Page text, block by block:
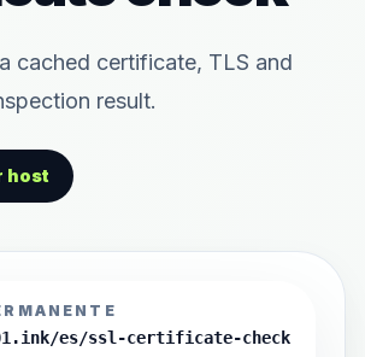
cached certificate, TLS and
result.
host
es/ssl-certificate-check